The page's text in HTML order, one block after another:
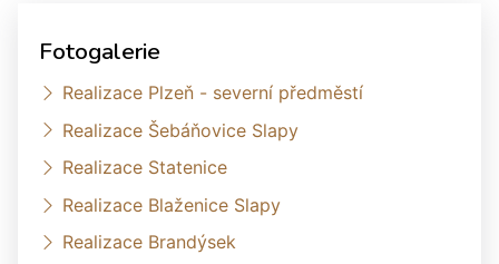
Fotogalerie
Realizace Plzeň - severní předměstí
Realizace Šebáňovice Slapy
Realizace Statenice
Realizace Blaženice Slapy
Realizace Brandýsek